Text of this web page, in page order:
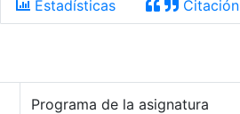
Estadísticas Citación
Programa de la asignatura